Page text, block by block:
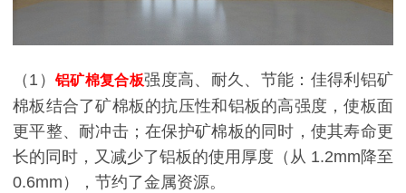
（ 1 ）铝矿棉复合板强度高、耐久、节能：佳得利铝矿
棉板结合了矿棉板的抗压性和铝板的高强度，使板面
更平整、耐冲击；在保护矿棉板的同时，使其寿命更
长的同时，又减少了铝板的使用厚度（从 1.2mm降至
0.6mm ），节约了金属资源。